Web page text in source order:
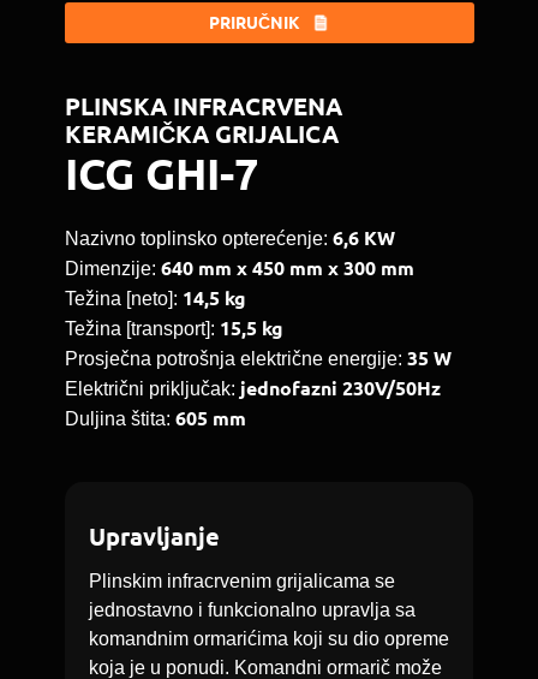
PRIRUČNIK
PLINSKA INFRACRVENA
KERAMIČKA GRIJALICA
ICG GHI-7
Nazivno toplinsko opterećenje: 6,6 KW
Dimenzije: 640 mm x 450 mm x 300 mm
Težina [neto]: 14,5 kg
Težina [transport]: 15,5 kg
Prosječna potrošnja električne energije: 35 W
Električni priključak: jednofazni 230V/50Hz
Duljina štita: 605 mm
Upravljanje
Plinskim infracrvenim grijalicama se
jednostavno i funkcionalno upravlja sa
komandnim ormarićima koji su dio opreme
koja je u ponudi. Komandni ormarič može